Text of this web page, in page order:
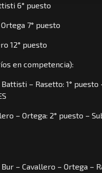
6° puesto
7° puesto
12° puesto
en competencia):
– Rasetto: 1° puesto
– Ortega: 2° puesto –
– Cavallero – Ortega –